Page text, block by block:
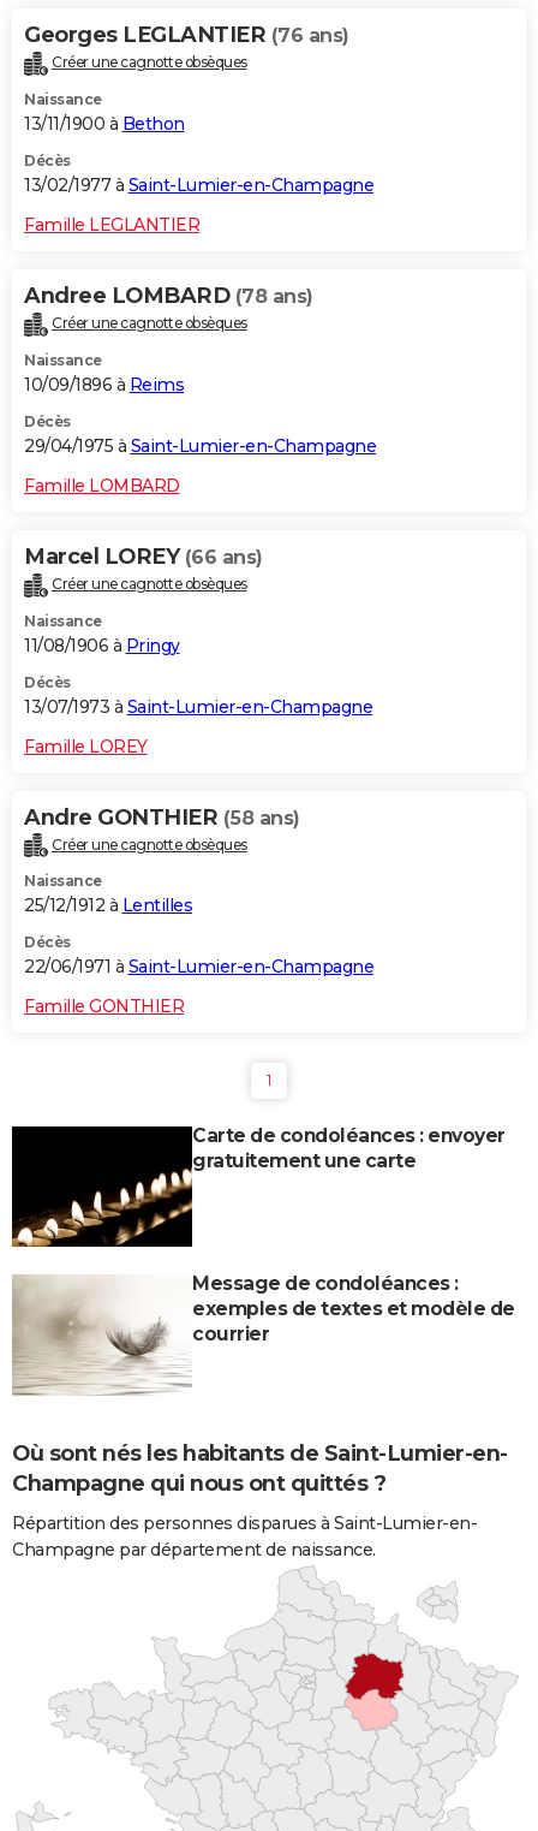
Georges LEGLANTIER (76 ans)
Créer une cagnotte obsèques
Naissance
13/11/1900 à Bethon
Décès
13/02/1977 à Saint-Lumier-en-Champagne
Famille LEGLANTIER
Andree LOMBARD (78 ans)
Créer une cagnotte obsèques
Naissance
10/09/1896 à Reims
Décès
29/04/1975 à Saint-Lumier-en-Champagne
Famille LOMBARD
Marcel LOREY (66 ans)
Créer une cagnotte obsèques
Naissance
11/08/1906 à Pringy
Décès
13/07/1973 à Saint-Lumier-en-Champagne
Famille LOREY
Andre GONTHIER (58 ans)
Créer une cagnotte obsèques
Naissance
25/12/1912 à Lentilles
Décès
22/06/1971 à Saint-Lumier-en-Champagne
Famille GONTHIER
1
Carte de condoléances : envoyer
gratuitement une carte
Message de condoléances :
exemples de textes et modèle de
courrier
Où sont nés les habitants de Saint-Lumier-en-
Champagne qui nous ont quittés ?
Répartition des personnes disparues à Saint-Lumier-en-
Champagne par département de naissance.